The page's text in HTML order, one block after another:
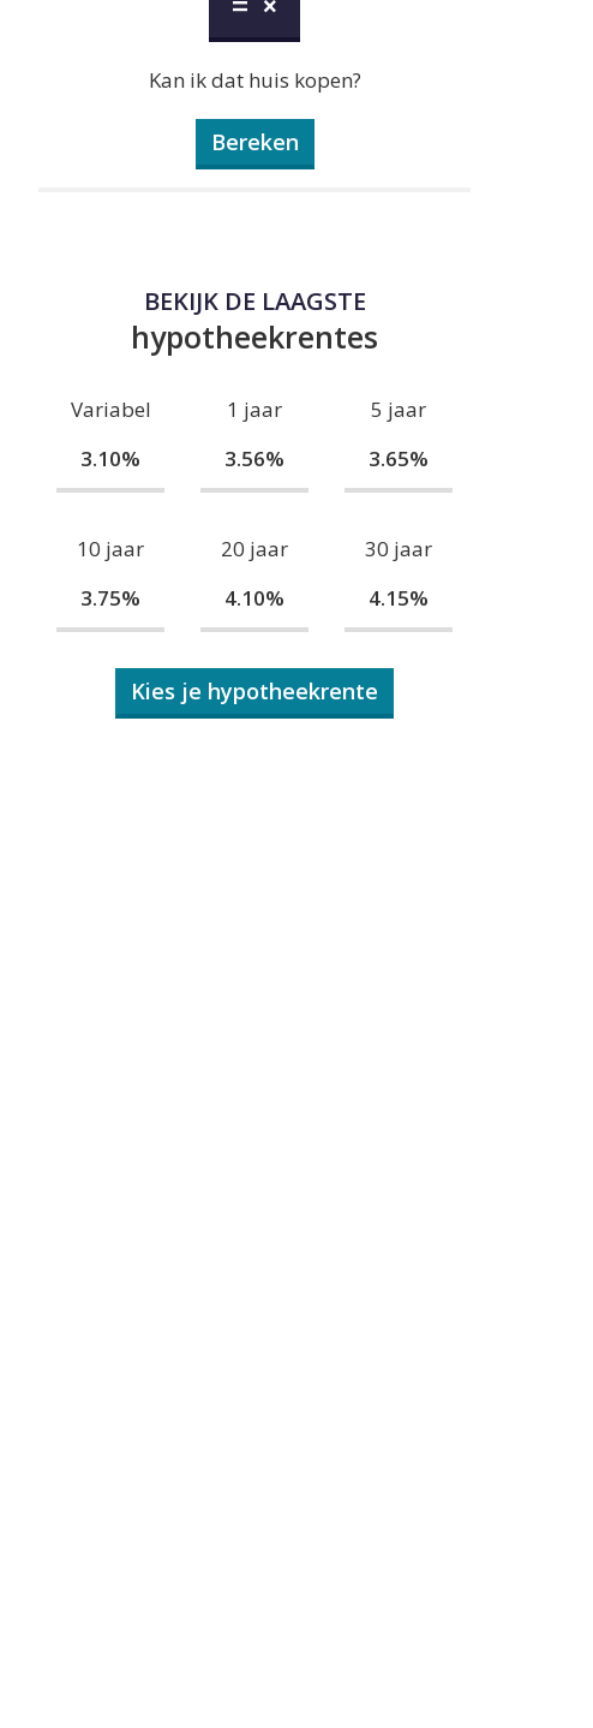
Kan ik dat huis kopen?
Bereken
BEKIJK DE LAAGSTE
hypotheekrentes
Variabel
3.10%
1 jaar
3.56%
5 jaar
3.65%
10 jaar
3.75%
20 jaar
4.10%
30 jaar
4.15%
Kies je hypotheekrente